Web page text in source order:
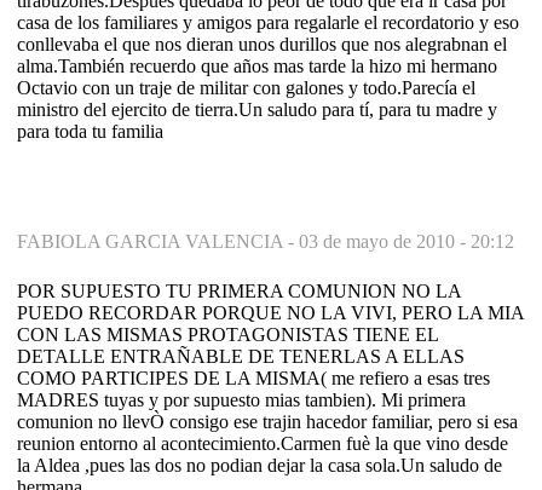
casa de los familiares y amigos para regalarle el recordatorio y eso
conllevaba el que nos dieran unos durillos que nos alegrabnan el
alma.También recuerdo que años mas tarde la hizo mi hermano
Octavio con un traje de militar con galones y todo.Parecía el
ministro del ejercito de tierra.Un saludo para tí, para tu madre y
para toda tu familia
FABIOLA GARCIA VALENCIA - 03 de mayo de 2010 - 20:12
POR SUPUESTO TU PRIMERA COMUNION NO LA
PUEDO RECORDAR PORQUE NO LA VIVI, PERO LA MIA
CON LAS MISMAS PROTAGONISTAS TIENE EL
DETALLE ENTRAÑABLE DE TENERLAS A ELLAS
COMO PARTICIPES DE LA MISMA( me refiero a esas tres
MADRES tuyas y por supuesto mias tambien). Mi primera
comunion no llevÒ consigo ese trajin hacedor familiar, pero si esa
reunion entorno al acontecimiento.Carmen fuè la que vino desde
la Aldea ,pues las dos no podian dejar la casa sola.Un saludo de